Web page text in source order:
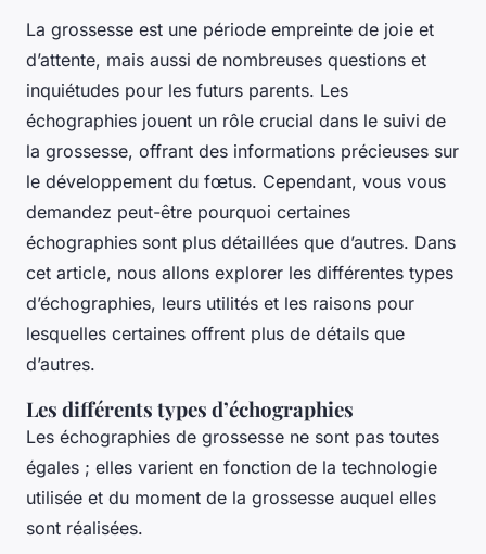
La grossesse est une période empreinte de joie et
d’attente, mais aussi de nombreuses questions et
inquiétudes pour les futurs parents. Les
échographies jouent un rôle crucial dans le suivi de
la grossesse, offrant des informations précieuses sur
le développement du fœtus. Cependant, vous vous
demandez peut-être pourquoi certaines
échographies sont plus détaillées que d’autres. Dans
cet article, nous allons explorer les différentes types
d’échographies, leurs utilités et les raisons pour
lesquelles certaines offrent plus de détails que
d’autres.
Les différents types d’échographies
Les échographies de grossesse ne sont pas toutes
égales ; elles varient en fonction de la technologie
utilisée et du moment de la grossesse auquel elles
sont réalisées.